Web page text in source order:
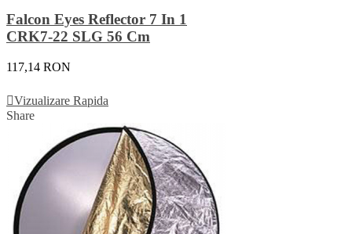
Falcon Eyes Reflector 7 In 1
CRK7-22 SLG 56 Cm
117,14 RON
Vizualizare Rapida
Share